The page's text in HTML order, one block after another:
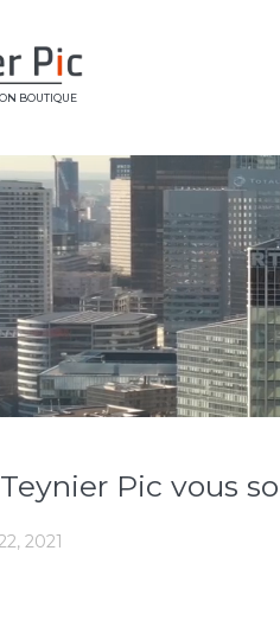
BOUTIQUE
Teynier Pic vous
2021